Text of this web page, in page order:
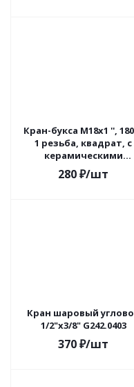
Кран-букса M18х1 '', 180
1 резьба, квадрат, с
керамическими
вставками,
индивидуальная
280₽/шт
Кран шаровый угловой
1/2"х3/8" G242.0403
370₽/шт